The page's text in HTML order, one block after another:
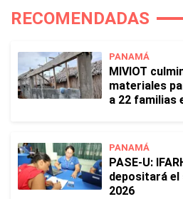
RECOMENDADAS
PANAMÁ
MIVIOT
materiales
a 22 familias
PANAMÁ
PASE-U:
depositará el
2026